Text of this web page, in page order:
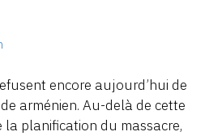
encore aujourd’hui de
arménien. Au-delà de cette
la planification du massacre,